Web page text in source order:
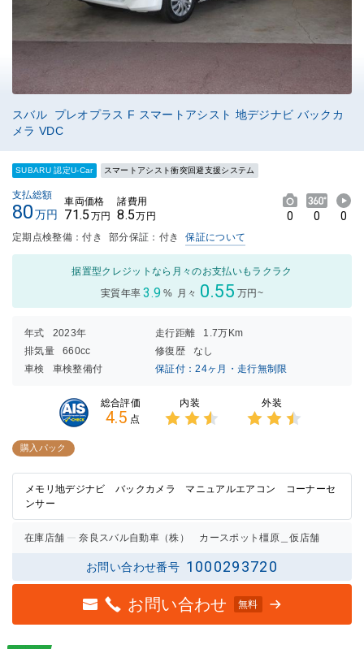
スバル プレオプラス F スマートアシスト 地デジナビ バックカ
メラ VDC
SUBARU 認定U-Car スマートアシスト衝突回避支援システム
支払総額
80万円
車両価格
71.5 万円
諸費用
8.5万円 0 0 0
定期点検整備：付き 部分保証：付き 保証について
据置型クレジットなら月々のお支払いもラクラク
実質年率 3.9 % 月々 0.55 万円~
年式 2023年 走行距離
1.7万Km
排気量
660cc 修復歴
なし
車検
車検整備付 保証付：24ヶ月・走行無制限
総合評価
4.5 点
内装 外装
購入パック
メモリ地デジナビ バックカメラ マニュアルエアコン コーナーセ
ンサー
在庫店舗 奈良スバル自動車（株） カースポット橿原＿仮店舗
お問い合わせ番号 1000293720
お問い合わせ 無料